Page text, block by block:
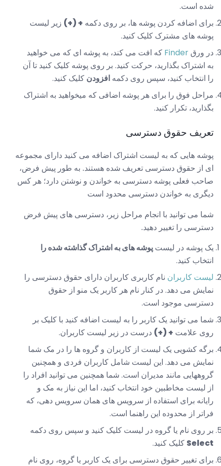
شده است.
برای اضافه کردن پوشه ها، بر روی دکمه + (+) زیر لیست
پوشه های مشترک کلیک کنید.
در ورق Finder که افت می کند، به پوشه ای که می خواهید
به اشتراک بگذارید، حرکت کنید. بر روی پوشه کلیک کنید تا آن
را انتخاب کنید، سپس روی دکمه افزودن کلیک کنید.
مراحل فوق را برای هر پوشه اضافی که میخواهید به اشتراک
بگذارید، تکرار کنید.
تعریف حقوق دسترسی
پوشه هایی که به لیست اشتراک اضافه می کنید دارای مجموعه
ای از حقوق دسترسی تعریف شده هستند. به طور پیش فرض،
صاحب فعلی پوشه دسترسی به خواندن و نوشتن دارد؛ هر کس
دیگری به خواندن دسترسی محدود است
شما می توانید با انجام مراحل زیر، دسترسی های پیش فرض
دسترسی را تغییر دهید.
یک پوشه در لیستپوشه های به اشتراک گذاشته شده را
انتخاب کنید.
لیست کاربران نام کاربری کاربران دارای حقوق دسترسی را
نمایش می دهد. در کنار نام هر کاربر یک منو از حقوق
دسترسی موجود است.
شما می توانید یک کاربر را به لیست اضافه کنید با کلیک بر
روی علامت + (+) درست در زیر لیست کاربران.
برگه کشویی یک لیست از کاربران و گروه ها را در مک شما
نمایش می دهد. این لیست شامل کاربران فردی و همچنین
گروههایی مانند مدیران است. شما همچنین می توانید افراد را
از لیست مخاطبین خود انتخاب کنید، اما این نیاز به مک و
رایانه برای استفاده از سرویس های همان سرویس دهی، که
فراتر از محدوده این راهنما است.
بر روی نام یا گروه در لیست کلیک کنید و سپس روی دکمه
Select کلیک کنید.
برای تغییر حقوق دسترسی برای یک کاربر یا گروه، روی نام